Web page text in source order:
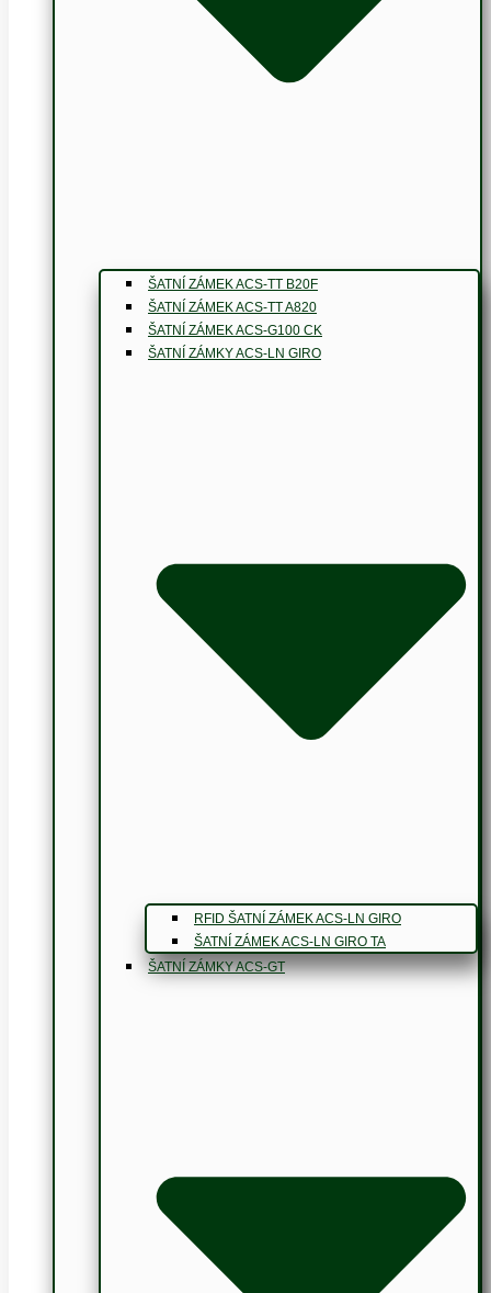
ŠATNÍ ZÁMEK ACS-TT B20F
ŠATNÍ ZÁMEK ACS-TT A820
ŠATNÍ ZÁMEK ACS-G100 CK
ŠATNÍ ZÁMKY ACS-LN GIRO
RFID ŠATNÍ ZÁMEK ACS-LN GIRO
ŠATNÍ ZÁMEK ACS-LN GIRO TA
ŠATNÍ ZÁMKY ACS-GT